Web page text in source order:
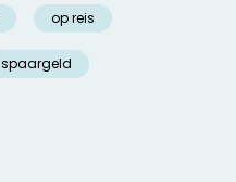
op reis
spaargeld